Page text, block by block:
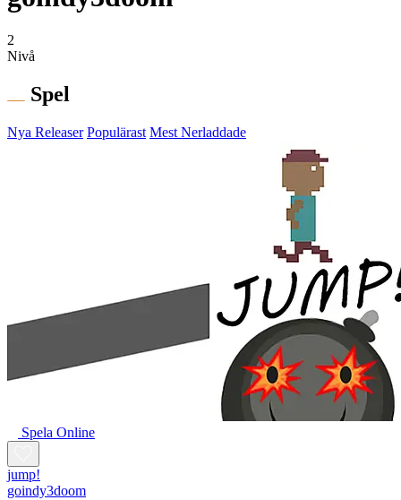
2
Nivå
Spel
Nya Releaser Populärast Mest Nerladdade
Spela Online
jump!
goindy3doom